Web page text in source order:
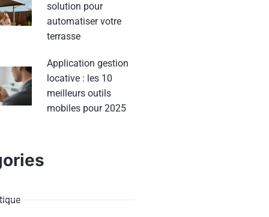
solution pour
automatiser votre
terrasse
Application gestion
locative : les 10
meilleurs outils
mobiles pour 2025